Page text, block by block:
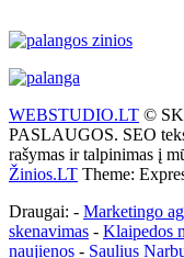
WEBSTUDIO.LT ©
PASLAUGOS. SEO
rašymas ir talpinimas į
Žinios.LT Theme:
Draugai: - Marketingo
skenavimas - Klaipedos
naujienos - Saulius